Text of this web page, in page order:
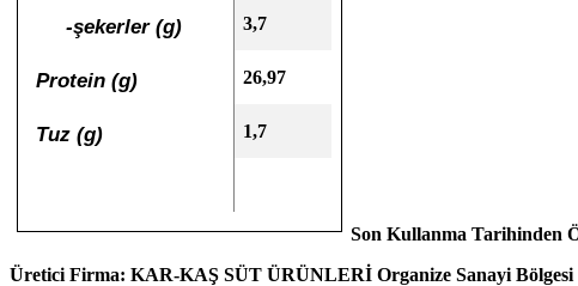
-şekerler (g) 3,7
Protein (g) 26,97
Tuz (g) 1,7
Son Kullanma Tarihinden
Üretici Firma: KAR-KAŞ SÜT ÜRÜNLERİ Organize Sanayi